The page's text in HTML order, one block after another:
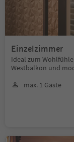
Einzelzimmer
Ideal zum
Westbalkon und
max. 1 Gäste